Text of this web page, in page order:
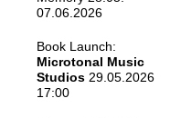
07.06.2026
Book Launch:
Microtonal Music
Studios 29.05.2026
17:00